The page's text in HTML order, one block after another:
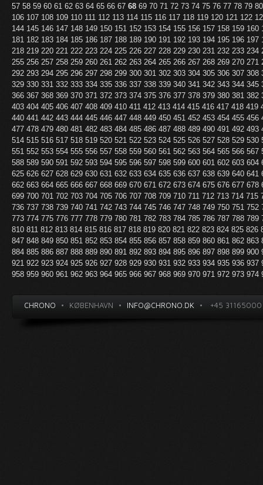
57 58 59 60 61 62 63 64 65 66 67 68 69 70 71 72 73 74 75 76 77 78 79
106 107 108 109 110 111 112 113 114 115 116 117 118 119 120 121 122
144 145 146 147 148 149 150 151 152 153 154 155 156 157 158 159 160
181 182 183 184 185 186 187 188 189 190 191 192 193 194 195 196 197
218 219 220 221 222 223 224 225 226 227 228 229 230 231 232 233 234
255 256 257 258 259 260 261 262 263 264 265 266 267 268 269 270 271
292 293 294 295 296 297 298 299 300 301 302 303 304 305 306 307 308
329 330 331 332 333 334 335 336 337 338 339 340 341 342 343 344 345
366 367 368 369 370 371 372 373 374 375 376 377 378 379 380 381 382
403 404 405 406 407 408 409 410 411 412 413 414 415 416 417 418 419
440 441 442 443 444 445 446 447 448 449 450 451 452 453 454 455 456
477 478 479 480 481 482 483 484 485 486 487 488 489 490 491 492 493
514 515 516 517 518 519 520 521 522 523 524 525 526 527 528 529 530
551 552 553 554 555 556 557 558 559 560 561 562 563 564 565 566 567
588 589 590 591 592 593 594 595 596 597 598 599 600 601 602 603 604
625 626 627 628 629 630 631 632 633 634 635 636 637 638 639 640 641
662 663 664 665 666 667 668 669 670 671 672 673 674 675 676 677 678
699 700 701 702 703 704 705 706 707 708 709 710 711 712 713 714 715
736 737 738 739 740 741 742 743 744 745 746 747 748 749 750 751 752
773 774 775 776 777 778 779 780 781 782 783 784 785 786 787 788 789
810 811 812 813 814 815 816 817 818 819 820 821 822 823 824 825 826
847 848 849 850 851 852 853 854 855 856 857 858 859 860 861 862 863
884 885 886 887 888 889 890 891 892 893 894 895 896 897 898 899 900
921 922 923 924 925 926 927 928 929 930 931 932 933 934 935 936 937
958 959 960 961 962 963 964 965 966 967 968 969 970 971 972 973 974
CHRONO • KØBENHAVN • INFO@CHRONO.DK • +45 31165000